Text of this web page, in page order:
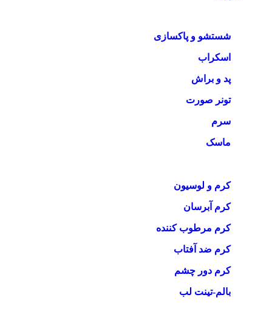
شستشو و پاکسازی
اسکراب
پد و براش
تونر صورت
سرم
ماسک
کرم و لوسیون
کرم آبرسان
کرم مرطوب کننده
کرم ضد آفتاب
کرم دور چشم
بالم-تینت لب